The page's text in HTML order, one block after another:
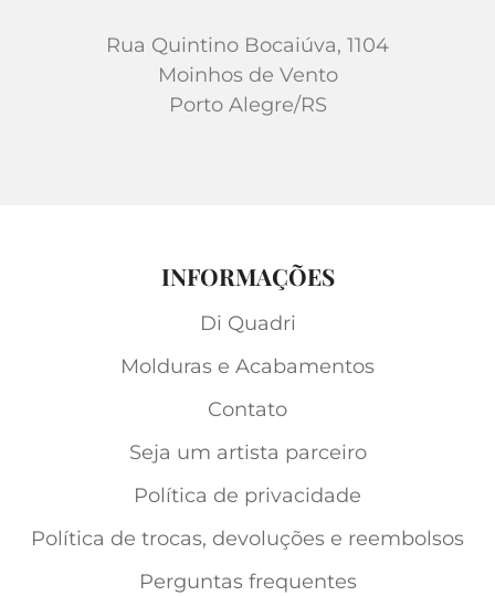
Rua Quintino Bocaiúva, 1104
Moinhos de Vento
Porto Alegre/RS
INFORMAÇÕES
Di Quadri
Molduras e Acabamentos
Contato
Seja um artista parceiro
Política de privacidade
Política de trocas, devoluções e reembolsos
Perguntas frequentes